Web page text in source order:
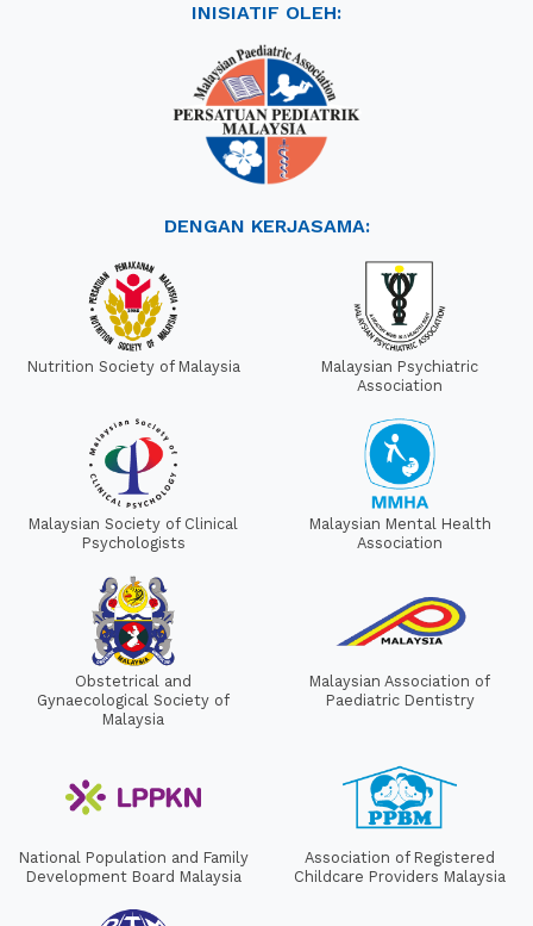
INISIATIF OLEH:
DENGAN KERJASAMA:
Nutrition Society of Malaysia
Malaysian Psychiatric
Association
Malaysian Society of Clinical
Psychologists
Malaysian Mental Health
Association
Obstetrical and
Gynaecological Society of
Malaysia
Malaysian Association of
Paediatric Dentistry
National Population and Family
Development Board Malaysia
Association of Registered
Childcare Providers Malaysia